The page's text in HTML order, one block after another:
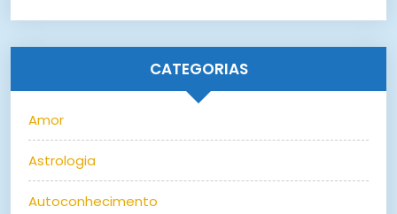
CATEGORIAS
Amor
Astrologia
Autoconhecimento